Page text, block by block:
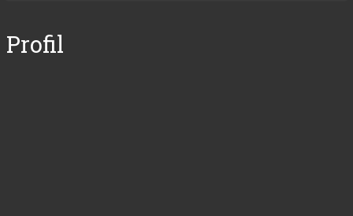
Profil